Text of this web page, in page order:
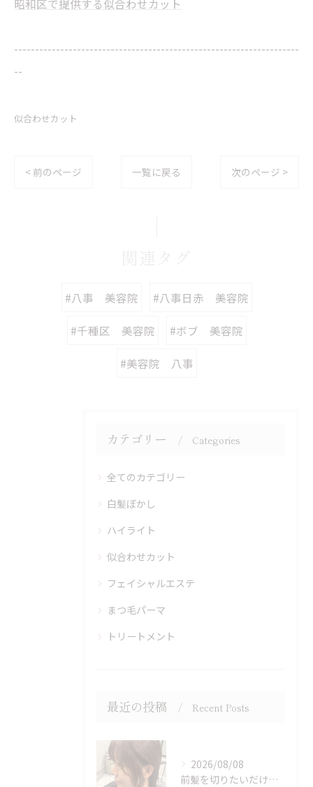
昭和区で提供する似合わせカット
--------------------------------------------------------------------
--
似合わせカット
< 前のページ 一覧に戻る 次のページ >
#八事 美容院 #八事日赤 美容院
#千種区 美容院 #ボブ 美容院
#美容院 八事
カテゴリー Categories
全てのカテゴリー
白髪ぼかし
ハイライト
似合わせカット
フェイシャルエステ
まつ毛パーマ
トリートメント
最近の投稿 Recent Posts
2026/08/08
前髪を切りたいだけでもOK♪ポイントカット受付中！